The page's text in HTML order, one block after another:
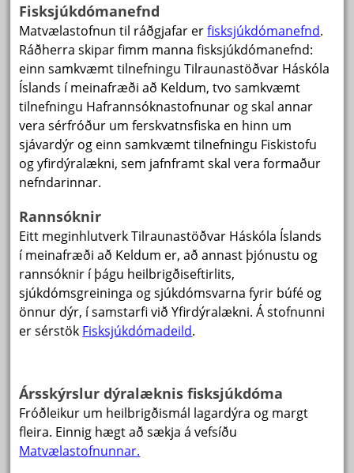
Fisksjúkdómanefnd
Matvælastofnun til ráðgjafar erfisksjúkdómanefnd.
Ráðherra skipar fimm manna fisksjúkdómanefnd:
einn samkvæmt tilnefningu Tilraunastöðvar Háskóla
Íslands í meinafræði að Keldum, tvo samkvæmt
tilnefningu Hafrannsóknastofnunar og skal annar
vera sérfróður um ferskvatnsfiska en hinn um
sjávardýr og einn samkvæmt tilnefningu Fiskistofu
og yfirdýralækni, sem jafnframt skal vera formaður
nefndarinnar.
Rannsóknir
Eitt meginhlutverk Tilraunastöðvar Háskóla Íslands
í meinafræði að Keldum er, að annast þjónustu og
rannsóknir í þágu heilbrigðiseftirlits,
sjúkdómsgreininga og sjúkdómsvarna fyrir búfé og
önnur dýr, í samstarfi við Yfirdýralækni. Á stofnunni
er sérstök Fisksjúkdómadeild.
Ársskýrslur dýralæknis fisksjúkdóma
Fróðleikur um heilbrigðismál lagardýra og margt
fleira. Einnig hægt að sækja á vefsíðu
Matvælastofnunnar.